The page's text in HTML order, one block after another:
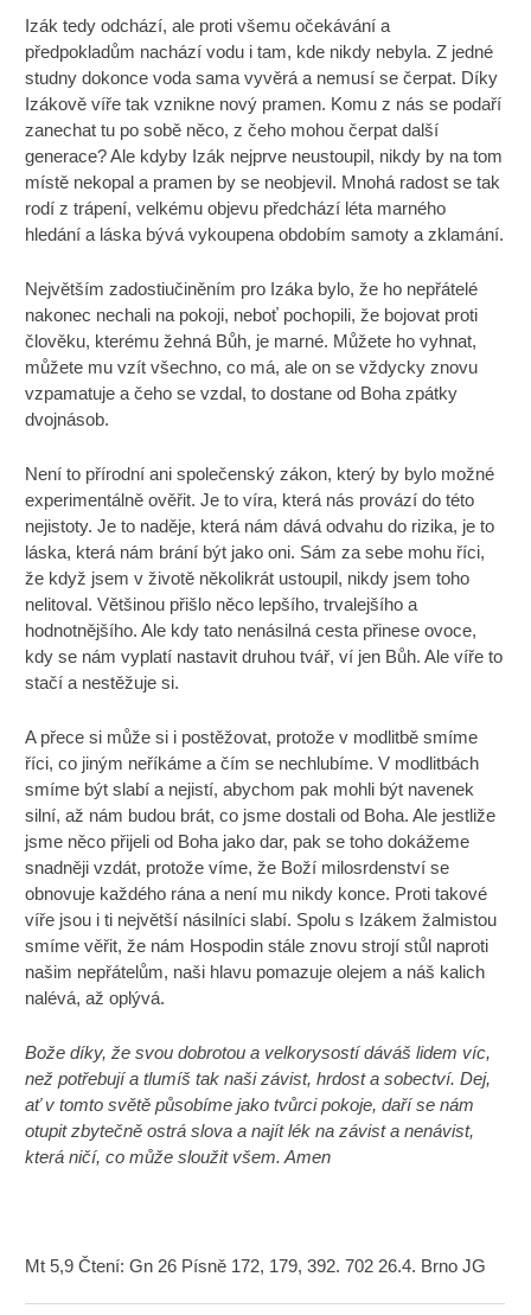
Izák tedy odchází, ale proti všemu očekávání a
předpokladům nachází vodu i tam, kde nikdy nebyla. Z jedné
studny dokonce voda sama vyvěrá a nemusí se čerpat. Díky
Izákově víře tak vznikne nový pramen. Komu z nás se podaří
zanechat tu po sobě něco, z čeho mohou čerpat další
generace? Ale kdyby Izák nejprve neustoupil, nikdy by na tom
místě nekopal a pramen by se neobjevil. Mnohá radost se tak
rodí z trápení, velkému objevu předchází léta marného
hledání a láska bývá vykoupena obdobím samoty a zklamání.
Největším zadostiučiněním pro Izáka bylo, že ho nepřátelé
nakonec nechali na pokoji, neboť pochopili, že bojovat proti
člověku, kterému žehná Bůh, je marné. Můžete ho vyhnat,
můžete mu vzít všechno, co má, ale on se vždycky znovu
vzpamatuje a čeho se vzdal, to dostane od Boha zpátky
dvojnásob.
Není to přírodní ani společenský zákon, který by bylo možné
experimentálně ověřit. Je to víra, která nás provází do této
nejistoty. Je to naděje, která nám dává odvahu do rizika, je to
láska, která nám brání být jako oni. Sám za sebe mohu říci,
že když jsem v životě několikrát ustoupil, nikdy jsem toho
nelitoval. Většinou přišlo něco lepšího, trvalejšího a
hodnotnějšího. Ale kdy tato nenásilná cesta přinese ovoce,
kdy se nám vyplatí nastavit druhou tvář, ví jen Bůh. Ale víře to
stačí a nestěžuje si.
A přece si může si i postěžovat, protože v modlitbě smíme
říci, co jiným neříkáme a čím se nechlubíme. V modlitbách
smíme být slabí a nejistí, abychom pak mohli být navenek
silní, až nám budou brát, co jsme dostali od Boha. Ale jestliže
jsme něco přijeli od Boha jako dar, pak se toho dokážeme
snadněji vzdát, protože víme, že Boží milosrdenství se
obnovuje každého rána a není mu nikdy konce. Proti takové
víře jsou i ti největší násilníci slabí. Spolu s Izákem žalmistou
smíme věřit, že nám Hospodin stále znovu strojí stůl naproti
našim nepřátelům, naši hlavu pomazuje olejem a náš kalich
nalévá, až oplývá.
Bože díky, že svou dobrotou a velkorysostí dáváš lidem víc,
než potřebují a tlumíš tak naši závist, hrdost a sobectví. Dej,
ať v tomto světě působíme jako tvůrci pokoje, daří se nám
otupit zbytečně ostrá slova a najít lék na závist a nenávist,
která ničí, co může sloužit všem. Amen
Mt 5,9 Čtení: Gn 26 Písně 172, 179, 392. 702 26.4. Brno JG